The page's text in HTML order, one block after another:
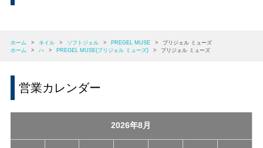
ホーム > ネイル > ソフトジェル > PREGEL MUSE >
プリジェル ミューズ
ホーム
> ハ > PREGEL MUSE(プリジェル ミューズ) > プリジェル ミューズ
営業カレンダー
2026年8月